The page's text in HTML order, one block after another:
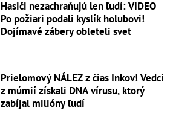
Hasiči nezachraňujú len ľudí: VIDEO
Po požiari podali kyslík holubovi!
Dojímavé zábery obleteli svet
Prielomový NÁLEZ z čias Inkov! Vedci
z múmií získali DNA vírusu, ktorý
zabíjal milióny ľudí